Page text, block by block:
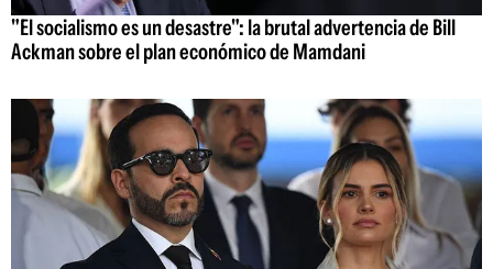
"El socialismo es un desastre": la brutal advertencia de Bill
Ackman sobre el plan económico de Mamdani